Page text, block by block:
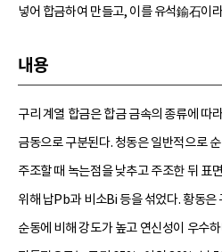
넣어 합금하여 만들고, 이를 유석鍮石이
내용
구리 계열 합금은 합금 금속의 종류에 따
금동으로 구분된다. 청동은 일반적으로
주조할 때 녹는점을 낮추고 주조한 뒤 표
위해 납Pb과 비소Bi 등을 섞었다. 황동은
순동에 비해 강도가 높고 연신성이 우수